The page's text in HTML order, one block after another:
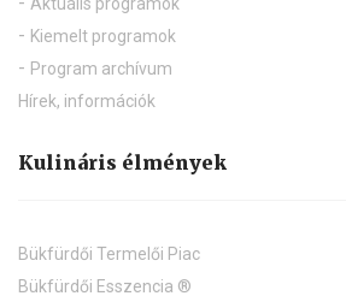
Kiemelt programok
Program archívum
Hírek, információk
Kulináris élmények
Bükfürdői Termelői Piac
Bükfürdői Esszencia ®